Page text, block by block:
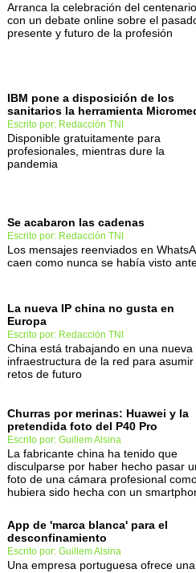
Arranca la celebración del centenario
con un debate online sobre el
presente y futuro de la profesión
IBM pone a disposición de los
sanitarios la herramienta
Escrito por: Redacción TNI
Disponible gratuitamente para
profesionales, mientras dure la
pandemia
Se acabaron las cadenas
Escrito por: Redacción TNI
Los mensajes reenviados en
caen como nunca se había visto
La nueva IP china no gusta en
Europa
Escrito por: Redacción TNI
China está trabajando en una nueva
infraestructura de la red para asumir
retos de futuro
Churras por merinas: Huawei y la
pretendida foto del P40 Pro
Escrito por: Guillem Alsina
La fabricante china ha tenido que
disculparse por haber hecho pasar
foto de una cámara profesional
hubiera sido hecha con un
App de 'marca blanca' para el
desconfinamiento
Escrito por: Guillem Alsina
Una empresa portuguesa ofrece una